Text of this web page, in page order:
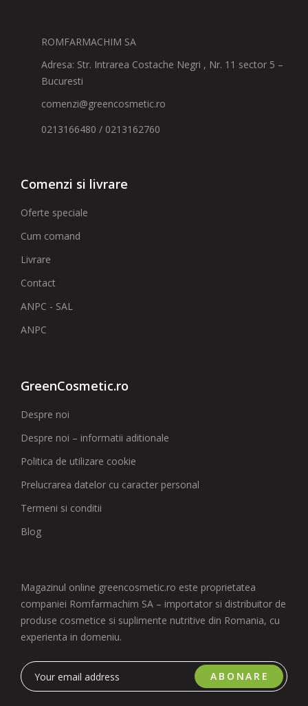
ROMFARMACHIM SA
Adresa: Str. Intrarea Costache Negri , Nr. 11 sector 5 –
Bucuresti
comenzi@greencosmetic.ro
0213166480 / 0213162760
Comenzi si livrare
Oferte speciale
Cum comand
Livrare
Contact
ANPC - SAL
ANPC
GreenCosmetic.ro
Despre noi
Despre noi – informatii aditionale
Politica de utilizare cookie
Prelucrarea datelor cu caracter personal
Termeni si conditii
Blog
Magazinul online greencosmetic.ro este proprietatea
companiei Romfarmachim SA – importator si distribuitor de
produse cosmetice si suplimente nutritive din Romania, cu
experienta in domeniu.
ABONARE